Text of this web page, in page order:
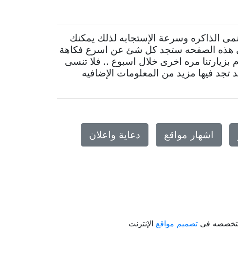
الذاكره وسرعة الإستجابه لذلك يمكنك
هذه الصفحه ستجد كل شئ عن اسرع فكاهة
بزيارتنا مره اخرى خلال اسبوع .. فلا تنسى
فيها مزيد من المعلومات الإضافيه
اشهار مواقع دعاية واعلان
فى تصميم مواقع الإنترنت